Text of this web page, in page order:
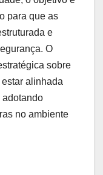
para que as
e
O
sobre
alinhada
adotando
no ambiente